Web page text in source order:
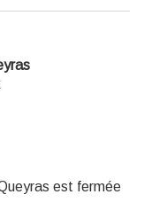
est fermée